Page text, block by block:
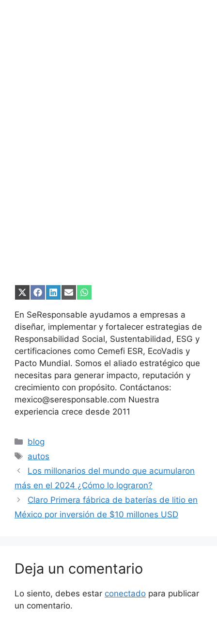
Compartir
X
(Twitter)
Compartir
Facebook
Compartir
LinkedIn
Compartir
Email
Compartir
WhatsApp
En SeResponsable ayudamos a empresas a
diseñar, implementar y fortalecer estrategias de
Responsabilidad Social, Sustentabilidad, ESG y
certificaciones como Cemefi ESR, EcoVadis y
Pacto Mundial. Somos el aliado estratégico que
necesitas para generar impacto, reputación y
crecimiento con propósito. Contáctanos:
mexico@seresponsable.com Nuestra
experiencia crece desde 2011
Categorías
blog
Etiquetas
autos
Los millonarios del mundo que acumularon
más en el 2024 ¿Cómo lo lograron?
Claro Primera fábrica de baterías de litio en
México por inversión de $10 millones USD
Deja un comentario
Lo siento, debes estar conectado para publicar
un comentario.